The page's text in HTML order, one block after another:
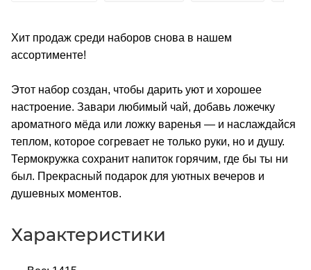
Хит продаж среди наборов снова в нашем
ассортименте!
Этот набор создан, чтобы дарить уют и хорошее
настроение. Завари любимый чай, добавь ложечку
ароматного мёда или ложку варенья — и наслаждайся
теплом, которое согревает не только руки, но и душу.
Термокружка сохранит напиток горячим, где бы ты ни
был. Прекрасный подарок для уютных вечеров и
душевных моментов.
Характеристики